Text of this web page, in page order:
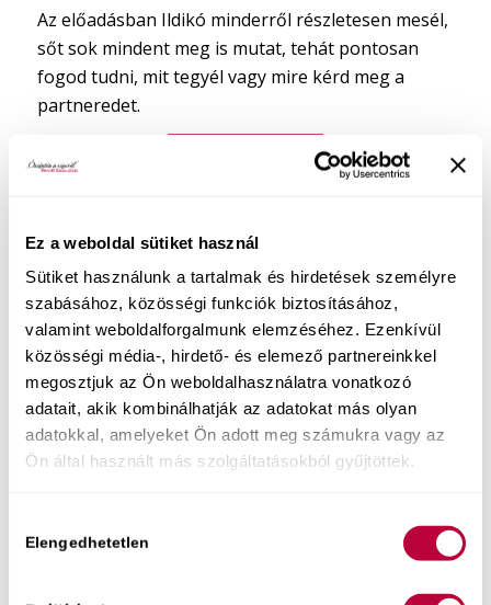
Ez a weboldal sütiket használ
Sütiket használunk a tartalmak és hirdetések személyre
szabásához, közösségi funkciók biztosításához,
valamint weboldalforgalmunk elemzéséhez. Ezenkívül
közösségi média-, hirdető- és elemező partnereinkkel
megosztjuk az Ön weboldalhasználatra vonatkozó
adatait, akik kombinálhatják az adatokat más olyan
adatokkal, amelyeket Ön adott meg számukra vagy az
Ön által használt más szolgáltatásokból gyűjtöttek.
kiválasztása
Elengedhetetlen
Az előadásban Ildikó minderről részletesen mesél,
sőt sok mindent meg is mutat, tehát pontosan
fogod tudni, mit tegyél vagy mire kérd meg a
partneredet.
Érdekel az előadás!
állapotodhoz és SOHA ne szégyelld azt! Az izgalom
természetes része a szexualitásnak, és hozzájárul
a teljes élményhez.
Teljesen érthető, ha neked mindez még
nehezebben megy, hiszen ennek az ideális
állapotnak az elérése egyáltalán nem könnyű. Az
én vállalásom viszont éppen az, hogy segítsek
neked, hiszen az önelfogadás a szexualitásban is
Vannak kérdéseid?